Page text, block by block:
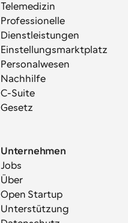
Telemedizin
Professionelle
Dienstleistungen
Einstellungsmarktplatz
Personalwesen
Nachhilfe
C-Suite
Gesetz
Unternehmen
Jobs
Über
Open Startup
Unterstützung